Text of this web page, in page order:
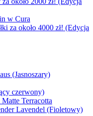
w Cura
za około 4000 zł! (Edycja
(Jasnoszary)
czerwony)
Terracotta
Lavendel (Fioletowy)